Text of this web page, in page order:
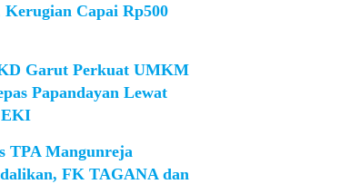
Capai Rp500
Garut Perkuat UMKM
Papandayan Lewat
EKI
TPA Mangunreja
FK TAGANA dan